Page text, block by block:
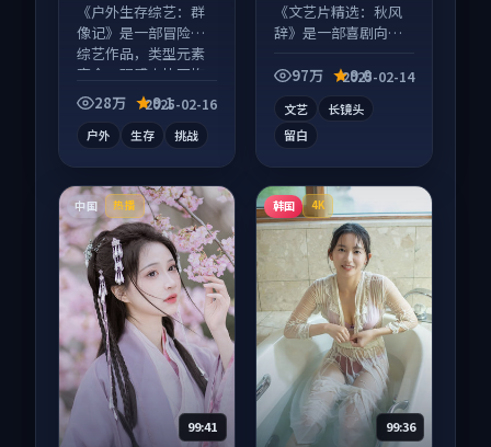
《户外生存综艺：群
像记》是一部冒险向
综艺作品，类型元素
齐全，观感爽快不拖
沓。28万 9.1
2025-02-16
户外 生存 挑战
《文艺片精选：秋风
辞》是一部喜剧向电
息量大，适合沉浸式
97万 9.0
2025-02-14
文艺
长镜头
留白
中国 热播
99:41
韩国 4K
99:36